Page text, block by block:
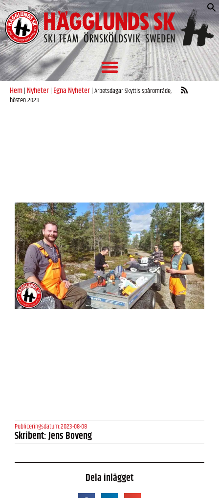
Hem| Nyheter| Egna Nyheter|Arbetsdagar Skyttis spårområde,
hösten 2023
Publiceringsdatum:2023-08-08
Skribent: Jens Boveng
Dela inlägget